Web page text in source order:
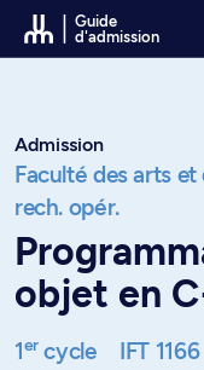
Passer au contenu
Guide
d'admission
Admission
Faculté des arts et
rech. opér.
objet en
1ercycle IFT 1166